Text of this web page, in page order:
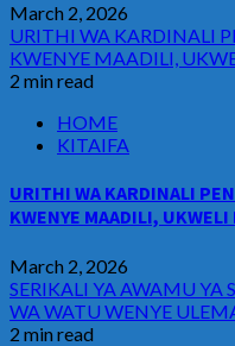
March 2, 2026
URITHI WA KARDINALI
KWENYE MAADILI,
2 min read
HOME
KITAIFA
URITHI WA KARDINALI
KWENYE MAADILI,
March 2, 2026
SERIKALI YA AWAMU YA
WA WATU WENYE
2 min read